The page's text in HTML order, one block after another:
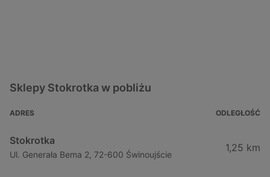
Sklepy Stokrotka w pobliżu
ADRES ODLEGŁOŚĆ
Stokrotka
Ul. Generała Bema 2, 72-600 Świnoujście
1,25 km